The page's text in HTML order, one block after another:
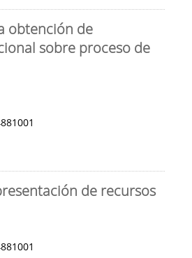
obtención de
sobre proceso de
de recursos